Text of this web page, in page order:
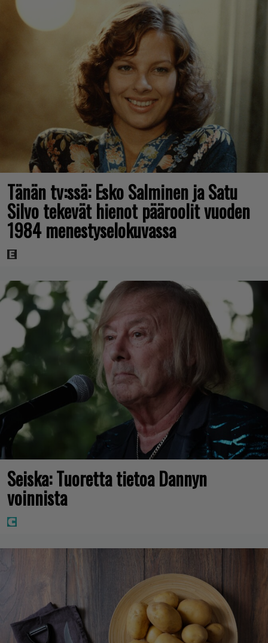
Tänän tv:ssä: Esko Salminen ja Satu
Silvo tekevät hienot pääroolit vuoden
1984 menestyselokuvassa
Seiska: Tuoretta tietoa Dannyn
voinnista